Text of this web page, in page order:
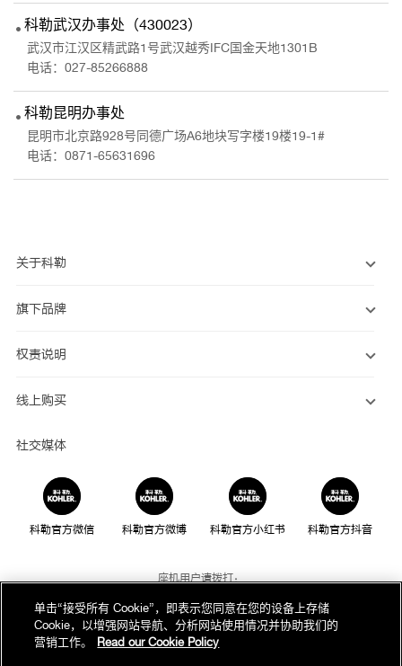
科勒武汉办事处（430023）
武汉市江汉区精武路1号武汉越秀IFC国金天地1301B
电话： 027-85266888
科勒昆明办事处
昆明市北京路928号同德广场A6地块写字楼19楼19-1#
电话： 0871-65631696
关于科勒
旗下品牌
权责说明
线上购买
社交媒体
科勒官方微信 科勒官方微博 科勒官方小红书 科勒官方抖音
座机用户请拨打：
800-820-2628
手机用户请拨打：
400-820-2628
单击“接受所有 Cookie”，即表示您同意在您的设备上存储
Cookie，以增强网站导航、分析网站使用情况并协助我们的
营销工作。
Read our Cookie Policy